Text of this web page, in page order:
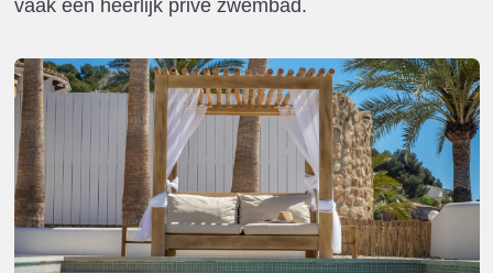
vaak een heerlijk privé zwembad.